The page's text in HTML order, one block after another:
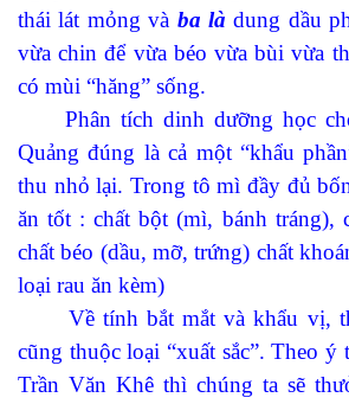
thái lát mỏng và ba là dung dầu
vừa chin để vừa béo vừa bùi vừa
có mùi “hăng” sống.
Phân tích dinh dưỡng học
Quảng đúng là cả một “khẩu
thu nhỏ lại. Trong tô mì đầy đủ
ăn tốt : chất bột (mì, bánh tráng),
chất béo (dầu, mỡ, trứng) chất
loại rau ăn kèm)
Về tính bắt mắt và khẩu vị,
cũng thuộc loại “xuất sắc”. Theo ý
Trần Văn Khê thì chúng ta sẽ